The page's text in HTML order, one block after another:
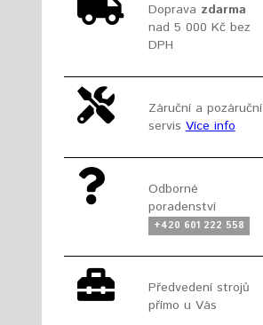
Doprava zdarma
nad 5 000 Kč bez
DPH
Záruční a pozáruční
servisVíce info
Odborné
poradenství
+420 601 222 558
Předvedení strojů
přímo u Vás